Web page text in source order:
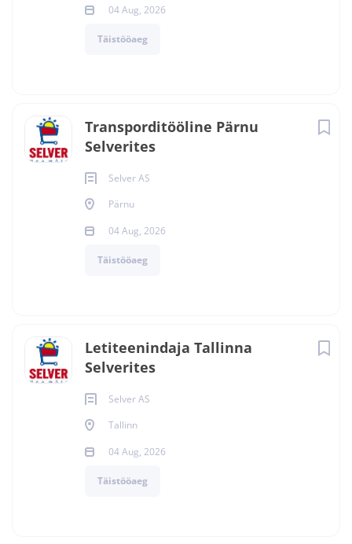
04 Aug, 2026
Täistööaeg
Transporditööline Pärnu
Selverites
Selver AS
Pärnu
04 Aug, 2026
Täistööaeg
Letiteenindaja Tallinna
Selverites
Selver AS
Tallinn
04 Aug, 2026
Täistööaeg